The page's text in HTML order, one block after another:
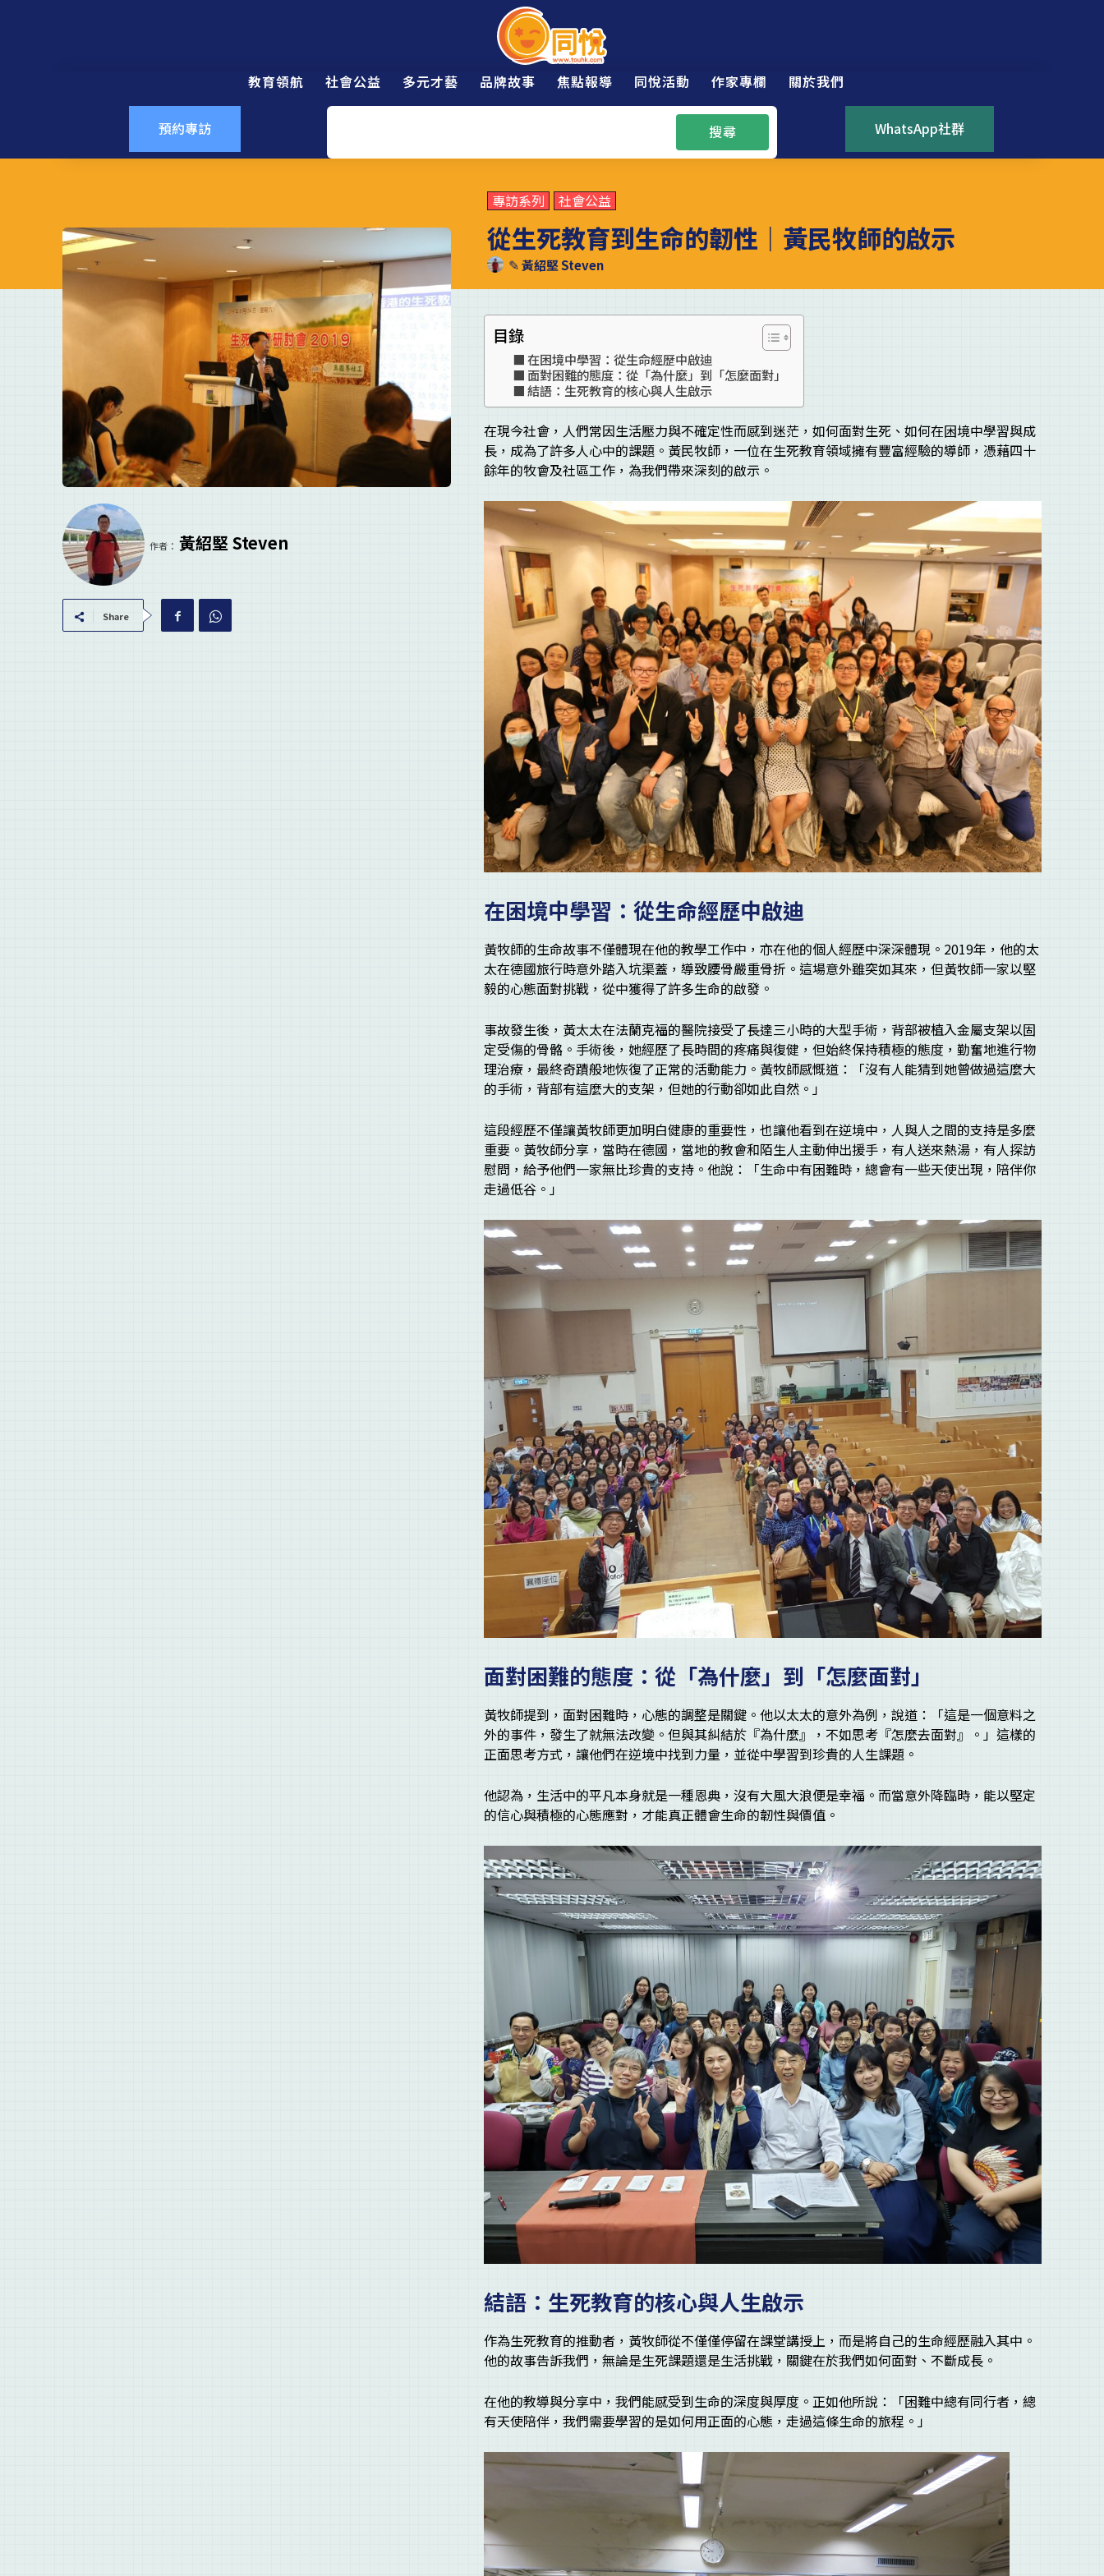
教育領航 社會公益 多元才藝 品牌故事 焦點報導 同悅活動 作家專欄 關於我們
預約專訪 搜尋 WhatsApp社群
專訪系列 社會公益
從生死教育到生命的韌性｜黃民牧師的啟示
✎黃紹堅 Steven
作者： 黃紹堅 Steven
Share
目錄
在困境中學習：從生命經歷中啟迪
面對困難的態度：從「為什麼」到「怎麼面對」
結語：生死教育的核心與人生啟示
在現今社會，人們常因生活壓力與不確定性而感到迷茫，如何面對生死、如何在困境中學習與成
長，成為了許多人心中的課題。黃民牧師，一位在生死教育領域擁有豐富經驗的導師，憑藉四十
餘年的牧會及社區工作，為我們帶來深刻的啟示。
在困境中學習：從生命經歷中啟迪
黃牧師的生命故事不僅體現在他的教學工作中，亦在他的個人經歷中深深體現。2019年，他的太
太在德國旅行時意外踏入坑渠蓋，導致腰骨嚴重骨折。這場意外雖突如其來，但黃牧師一家以堅
毅的心態面對挑戰，從中獲得了許多生命的啟發。
事故發生後，黃太太在法蘭克福的醫院接受了長達三小時的大型手術，背部被植入金屬支架以固
定受傷的骨骼。手術後，她經歷了長時間的疼痛與復健，但始終保持積極的態度，勤奮地進行物
理治療，最終奇蹟般地恢復了正常的活動能力。黃牧師感慨道：「沒有人能猜到她曾做過這麼大
的手術，背部有這麼大的支架，但她的行動卻如此自然。」
這段經歷不僅讓黃牧師更加明白健康的重要性，也讓他看到在逆境中，人與人之間的支持是多麼
重要。黃牧師分享，當時在德國，當地的教會和陌生人主動伸出援手，有人送來熱湯，有人探訪
慰問，給予他們一家無比珍貴的支持。他說：「生命中有困難時，總會有一些天使出現，陪伴你
走過低谷。」
面對困難的態度：從「為什麼」到「怎麼面對」
黃牧師提到，面對困難時，心態的調整是關鍵。他以太太的意外為例，說道：「這是一個意料之
外的事件，發生了就無法改變。但與其糾結於『為什麼』，不如思考『怎麼去面對』。」這樣的
正面思考方式，讓他們在逆境中找到力量，並從中學習到珍貴的人生課題。
他認為，生活中的平凡本身就是一種恩典，沒有大風大浪便是幸福。而當意外降臨時，能以堅定
的信心與積極的心態應對，才能真正體會生命的韌性與價值。
結語：生死教育的核心與人生啟示
作為生死教育的推動者，黃牧師從不僅僅停留在課堂講授上，而是將自己的生命經歷融入其中。
他的故事告訴我們，無論是生死課題還是生活挑戰，關鍵在於我們如何面對、不斷成長。
在他的教導與分享中，我們能感受到生命的深度與厚度。正如他所說：「困難中總有同行者，總
有天使陪伴，我們需要學習的是如何用正面的心態，走過這條生命的旅程。」